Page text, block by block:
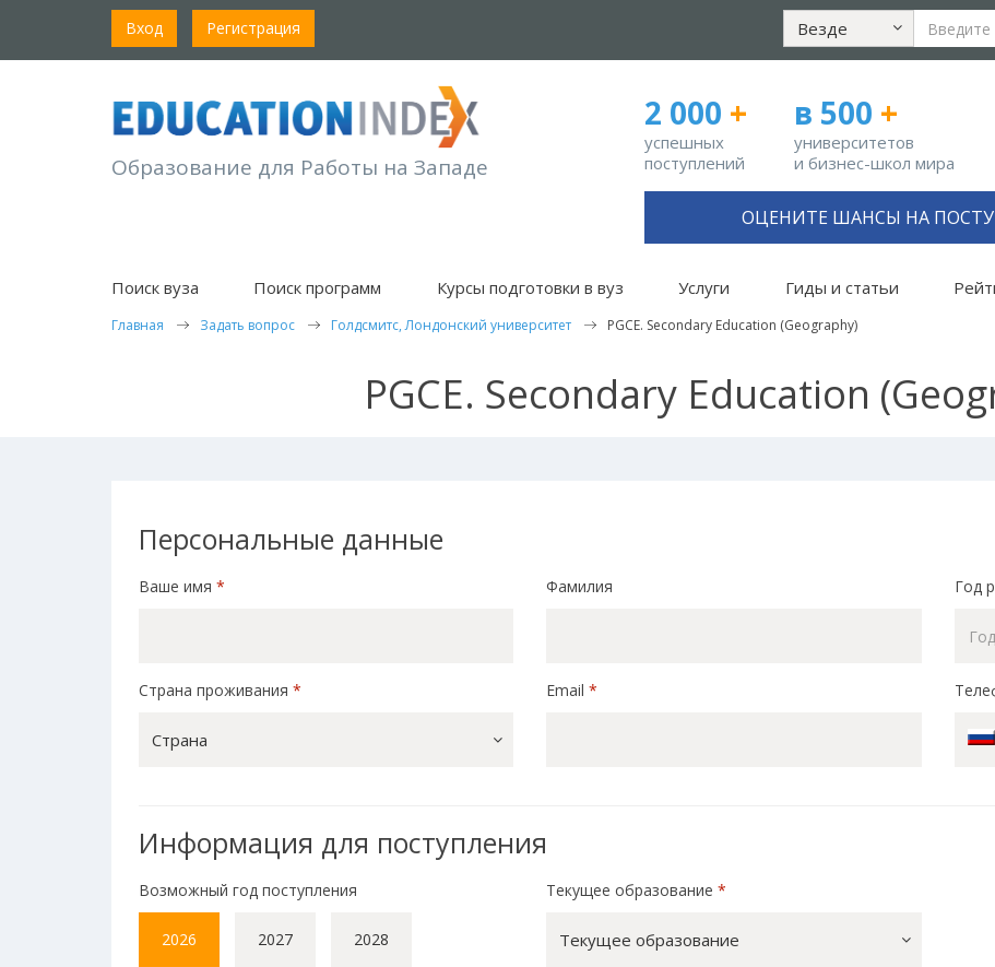
Вход Регистрация Везде
Образование для Работы на Западе
2 000 +
успешных
поступлений
в 500 +
университетов
и бизнес-школ мира
ОЦЕНИТЕ ШАНСЫ НА
Поиск вуза Поиск программ Курсы подготовки в вуз Услуги Гиды и статьи
Главная Задать вопрос Голдсмитс, Лондонский университет PGCE. Secondary Education (Geography)
PGCE. Secondary Education
Персональные данные
Ваше имя * Фамилия Год
Страна проживания *
Страна
Email*
Информация для поступления
Возможный год поступления
2026 2027 2028
Текущее образование*
Текущее образование